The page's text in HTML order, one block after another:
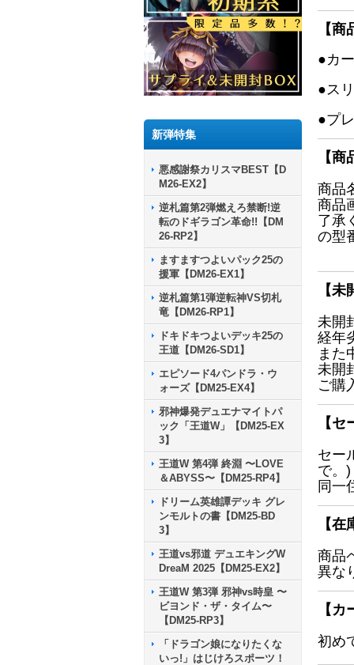
新弾特集
悪感謝祭カリスマBEST【D
M26-EX2】
逆札篇第2弾燃えろ禁断!逆
転のドギラゴン革命!!【DM
26-RP2】
ますますつよいパック25の
援軍【DM26-EX1】
逆札篇第1弾逆転神VS切札
竜【DM26-RP1】
ドキドキつよいデッキ25の
王道【DM26-SD1】
エピソード4パンドラ・ウ
ォーズ【DM25-EX4】
邪神爆発デュエナマイトパ
ック「王道W」【DM25-EX
3】
王道W 第4弾 終淵 〜LOVE
＆ABYSS〜【DM25-RP4】
ドリーム英雄譚デッキ グレ
ンモルトの書【DM25-BD
3】
王道vs邪道 デュエキングW
DreaM 2025【DM25-EX2】
王道W 第3弾 邪神vs時皇 〜
ビヨンド・ザ・タイム〜
【DM25-RP3】
「ドラゴン娘になりたくな
いっ!」はじけろスポーツ！
【
●カ
●ス
●プ
【
商品
商品
了承
の型
【
未開
経年
また
未開
ご購
【
セー
で。)
同一
【
商品
異な
【
初め